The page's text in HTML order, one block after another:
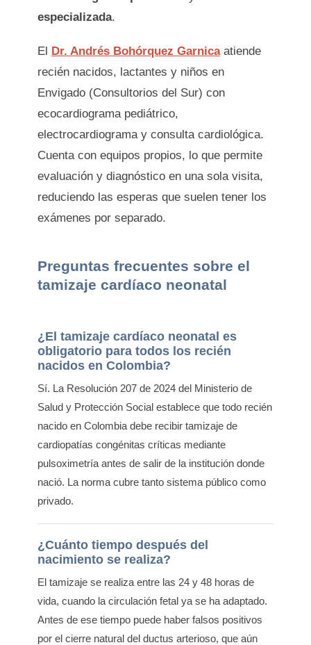
especializada.
El Dr. Andrés Bohórquez Garnicaatiende
recién nacidos, lactantes y niños en
Envigado (Consultorios del Sur) con
ecocardiograma pediátrico,
electrocardiograma y consulta cardiológica.
Cuenta con equipos propios, lo que permite
evaluación y diagnóstico en una sola visita,
reduciendo las esperas que suelen tener los
exámenes por separado.
Preguntas frecuentes sobre el
tamizaje cardíaco neonatal
¿El tamizaje cardíaco neonatal es
obligatorio para todos los recién
nacidos en Colombia?
Sí. La Resolución 207 de 2024 del Ministerio de
Salud y Protección Social establece que todo recién
nacido en Colombia debe recibir tamizaje de
cardiopatías congénitas críticas mediante
pulsoximetría antes de salir de la institución donde
nació. La norma cubre tanto sistema público como
privado.
¿Cuánto tiempo después del
nacimiento se realiza?
El tamizaje se realiza entre las 24 y 48 horas de
vida, cuando la circulación fetal ya se ha adaptado.
Antes de ese tiempo puede haber falsos positivos
por el cierre natural del ductus arterioso, que aún